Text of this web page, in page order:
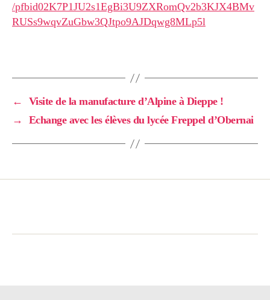
/pfbid02K7P1JU2s1EgBi3U9ZXRomQv2b3KJX4BMv
RUSs9wqvZuGbw3QJtpo9AJDqwg8MLp5l
←
Visite de la manufacture d’Alpine à Dieppe !
→
Echange avec les élèves du lycée Freppel d’Obernai